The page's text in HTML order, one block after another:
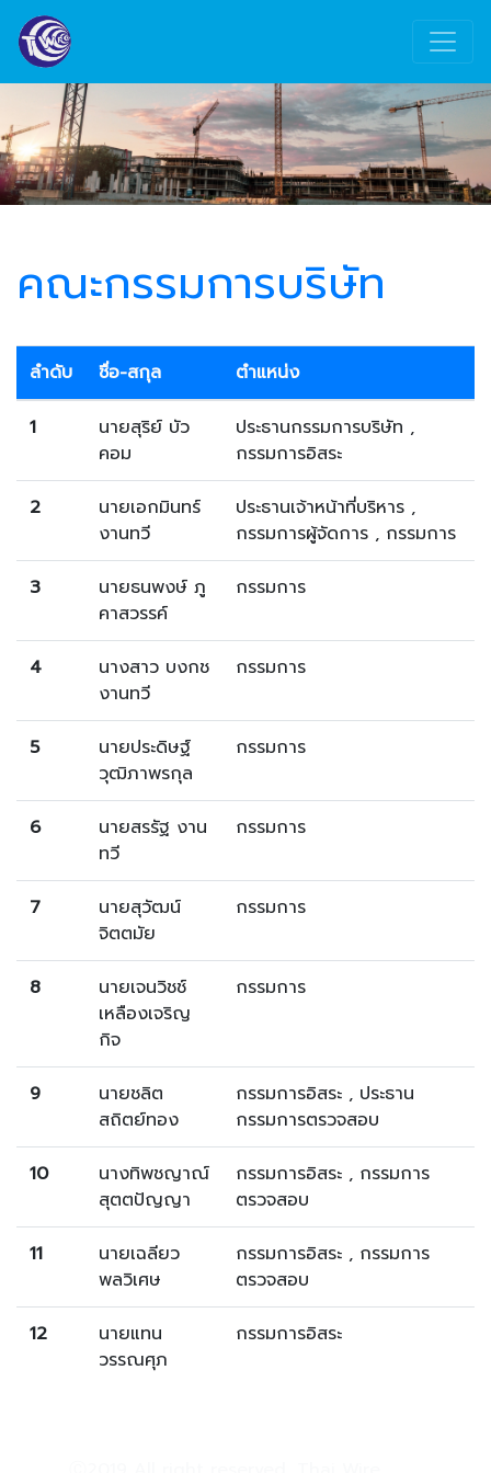
คณะกรรมการบริษัท
ลำดับ ชื่อ-สกุล ตำแหน่ง
1
นายสุริย์ บัว
คอม
ประธานกรรมการบริษัท ,
กรรมการอิสระ
2
นายเอกมินทร์
งานทวี
ประธานเจ้าหน้าที่บริหาร ,
กรรมการผู้จัดการ , กรรมการ
3
นายธนพงษ์ ภู
คาสวรรค์
กรรมการ
4
นางสาว บงกช
งานทวี
กรรมการ
5
นายประดิษฐ์
วุฒิภาพรกุล
กรรมการ
6
นายสรรัฐ งาน
ทวี
กรรมการ
7
นายสุวัฒน์
จิตตมัย
กรรมการ
8
นายเจนวิชช์
เหลืองเจริญ
กิจ
กรรมการ
9
นายชลิต
สถิตย์ทอง
กรรมการอิสระ , ประธาน
กรรมการตรวจสอบ
10
นางทิพชญาณ์
สุตตปัญญา
กรรมการอิสระ , กรรมการ
ตรวจสอบ
11
นายเฉลียว
พลวิเศษ
กรรมการอิสระ , กรรมการ
ตรวจสอบ
12
นายแทน
วรรณศุภ
กรรมการอิสระ